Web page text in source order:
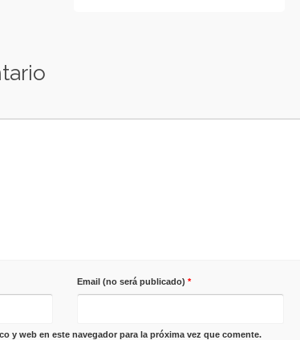
Email (no será publicado)*
y web en este navegador para la próxima vez que comente.